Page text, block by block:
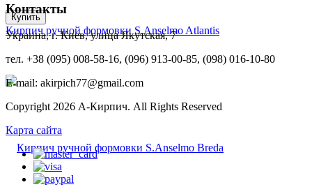
Купить
Кирпич ручной формовки S.Anselmo Atlantis
Контакты
Украина, г. Киев, улица Якутская, 7
тел. +38 (095) 008-58-16, (096) 913-00-85, (098) 016-10-80
E-mail: akirpich77@gmail.com
Copyright 2026 А-Кирпич. All Rights Reserved
Карта сайта